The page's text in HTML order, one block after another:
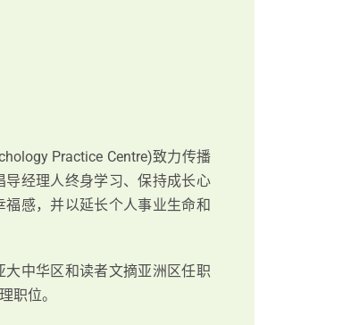
Practice Centre)致⼒传播
经理⼈终身学习、保持成长⼼
感，并以延长个⼈事业⽣命和
中华区和读者⽂摘亚洲区任职
职位。